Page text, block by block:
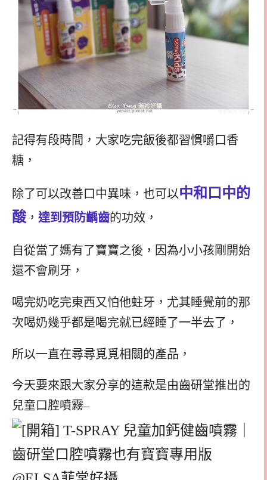
記得有段時間，大家吃完飯後都習慣嚼口香
糖，
除了可以改善口中異味，也可以中和口中的
酸 ， 達到預防齲齒的功效，
自從當了媽有了寶寶之後，因為小小孩剛開始
還不會刷牙，
喝完奶吃完東西又怕他蛀牙，尤其睡覺前的那
次喝奶幾乎都是喝完就已經睡了一半去了，
所以一直在尋尋覓覓相關的產品，
今天要來跟大家分享的這款是由齒研堂推出的
兒童口腔噴霧–